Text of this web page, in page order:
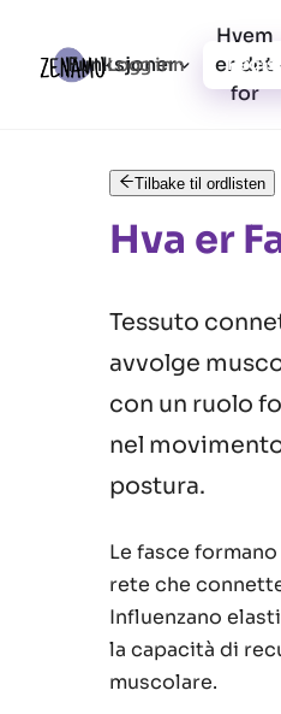
Funksjoner
Hvem
er det
for
Logg inn
Tilbake til ordlisten
Hva er
Tessuto
avvolge
con un ruolo
nel
postura.
Le fasce
rete che
Influenzano
la capacità di
muscolare.